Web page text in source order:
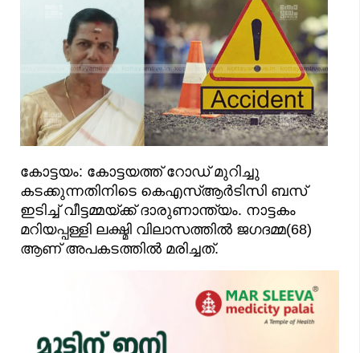
കോട്ടയം: കോട്ടയത്ത് റോഡ് മുറിച്ചു
കടക്കുന്നതിനിടെ കെഎസ്ആർടിസി ബസ്
ഇടിച്ച് വീട്ടമ്മയ്ക്ക് ദാരുണാന്ത്യം. നാട്ടകം
മറിയപ്പള്ളി ലക്ഷ്മി വിലാസത്തിൽ ജഗദമ്മ(68)
ആണ് അപകടത്തിൽ മരിച്ചത്.